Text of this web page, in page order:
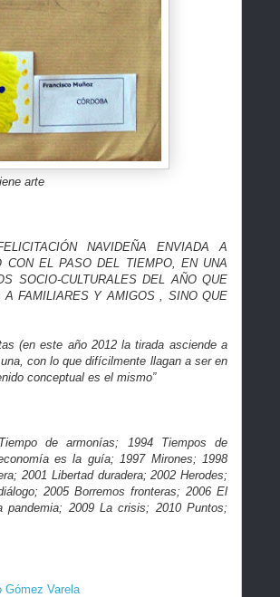
arte
NAVIDEÑA ENVIADA A
CON EL PASO DEL TIEMPO, EN UNA
SOCIO-CULTURALES DEL AÑO QUE
FAMILIARES Y AMIGOS , SINO QUE
(en este año 2012 la tirada asciende a
con lo que difícilmente llagan a ser en
conceptual es el mismo”
de armonías; 1994 Tiempos de
es la guía; 1997 Mirones; 1998
2001 Libertad duradera; 2002 Herodes;
2005 Borremos fronteras; 2006 El
pandemia; 2009 La crisis; 2010 Puntos;
Gómez Varela